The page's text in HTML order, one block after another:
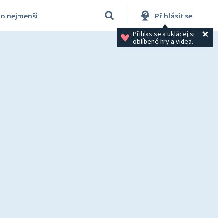
nejmenší Přihlásit se
Přihlas se a ukládej si
oblíbené hry a videa.